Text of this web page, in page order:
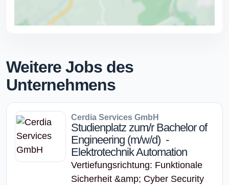
Weitere Jobs des
Unternehmens
Cerdia Services GmbH
Studienplatz zum/r Bachelor of
Engineering (m/w/d) -
Elektrotechnik Automation
Vertiefungsrichtung: Funktionale
Sicherheit &amp; Cyber Security